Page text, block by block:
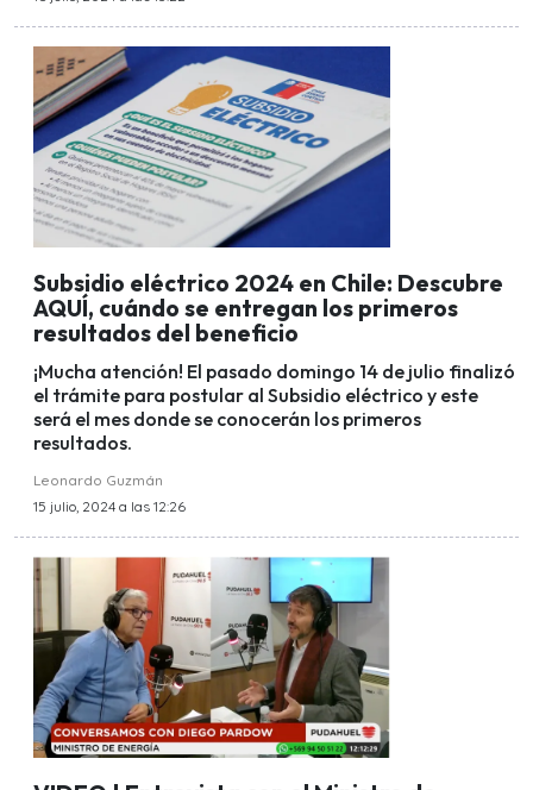
Subsidio eléctrico 2024 en Chile: Descubre
AQUÍ, cuándo se entregan los primeros
resultados del beneficio
¡Mucha atención! El pasado domingo 14 de julio finalizó
el trámite para postular al Subsidio eléctrico y este
será el mes donde se conocerán los primeros
resultados.
Leonardo Guzmán
15 julio, 2024 a las 12:26